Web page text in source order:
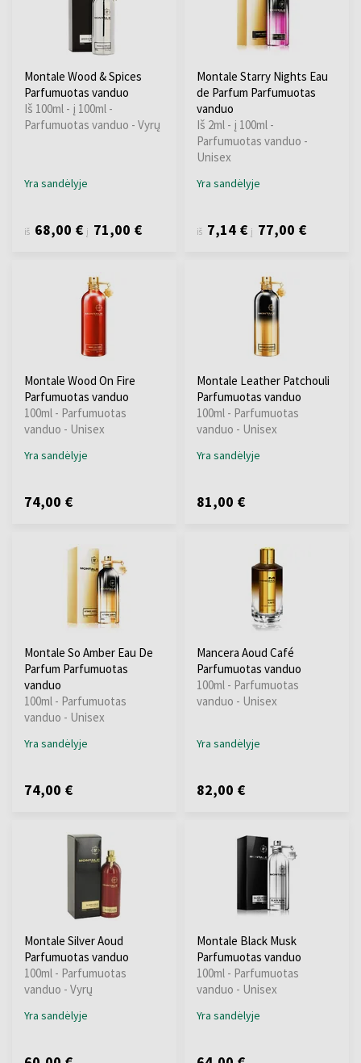
Montale Wood & Spices
Parfumuotas vanduo
Iš 100ml - į 100ml -
Parfumuotas vanduo - Vyrų
Yra sandėlyje
iš 68,00 € į 71,00 €
Montale Starry Nights Eau
de Parfum Parfumuotas
vanduo
Iš 2ml - į 100ml -
Parfumuotas vanduo -
Unisex
Yra sandėlyje
iš 7,14 € į 77,00 €
Montale Wood On Fire
Parfumuotas vanduo
100ml - Parfumuotas
vanduo - Unisex
Yra sandėlyje
74,00 €
Montale Leather Patchouli
Parfumuotas vanduo
100ml - Parfumuotas
vanduo - Unisex
Yra sandėlyje
81,00 €
Montale So Amber Eau De
Parfum Parfumuotas
vanduo
100ml - Parfumuotas
vanduo - Unisex
Yra sandėlyje
74,00 €
Mancera Aoud Café
Parfumuotas vanduo
100ml - Parfumuotas
vanduo - Unisex
Yra sandėlyje
82,00 €
Montale Silver Aoud
Parfumuotas vanduo
100ml - Parfumuotas
vanduo - Vyrų
Yra sandėlyje
Montale Black Musk
Parfumuotas vanduo
100ml - Parfumuotas
vanduo - Unisex
Yra sandėlyje